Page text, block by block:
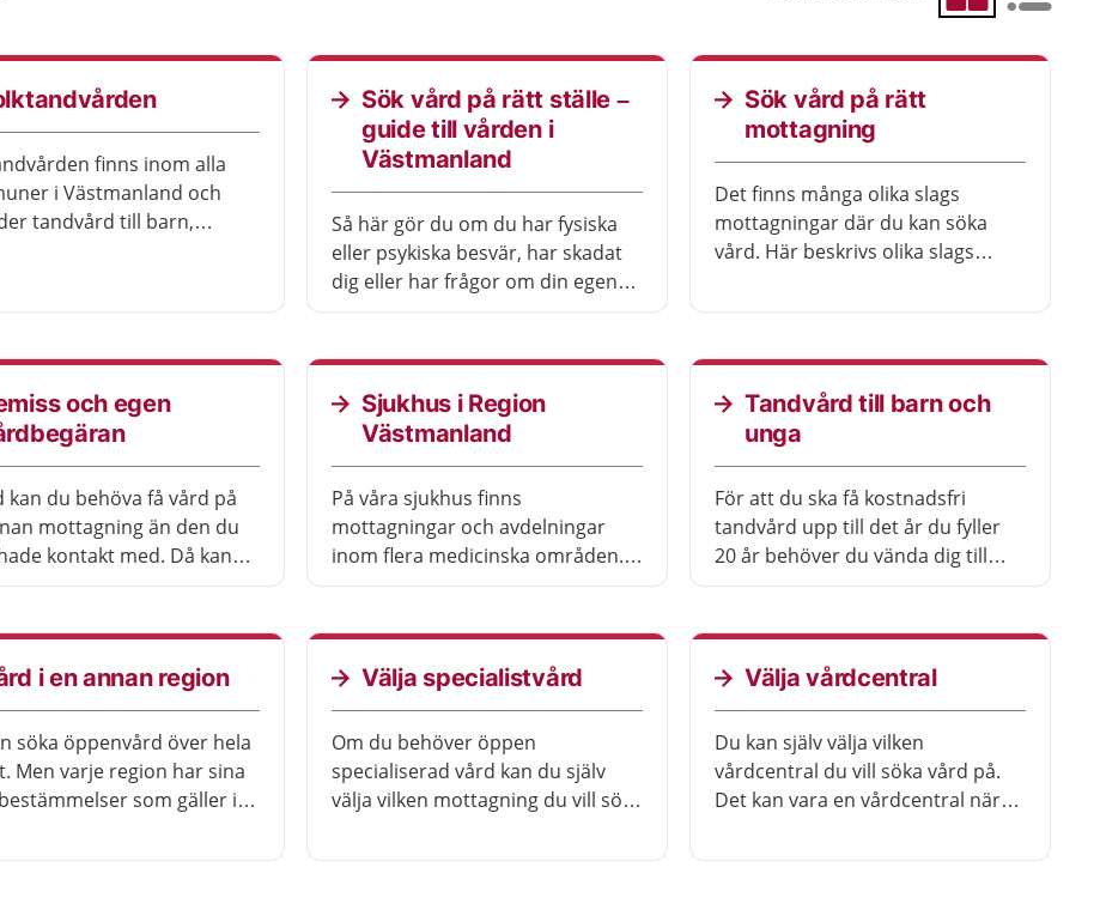
finns inom alla
i Västmanland och
tandvård till barn,
Sök vård på rätt ställe –
guide till vården i
Västmanland
Så här gör du om du har fysiska
eller psykiska besvär, har skadat
dig eller har frågor om din egen
Sök vård på rätt
mottagning
Det finns många olika slags
mottagningar där du kan söka
vård. Här beskrivs olika slags
och egen
kan du behöva få vård på
mottagning än den du
kontakt med. Då kan
egen vårdbegäran
Sjukhus i Region
Västmanland
På våra sjukhus finns
mottagningar och avdelningar
inom flera medicinska områden.
Tandvård till barn och
unga
För att du ska få kostnadsfri
tandvård upp till det år du fyller
20 år behöver du vända dig till
Region Västmanland.
i en annan region
söka öppenvård över hela
Men varje region har sina
som gäller i
Välja specialistvård
Om du behöver öppen
specialiserad vård kan du själv
välja vilken mottagning du vill söka
Välja vårdcentral
Du kan själv välja vilken
vårdcentral du vill söka vård på.
Det kan vara en vårdcentral nära